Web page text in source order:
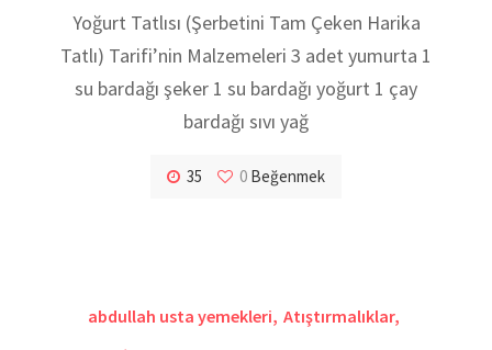
Yoğurt Tatlısı (Şerbetini Tam Çeken Harika
Tatlı) Tarifi’nin Malzemeleri 3 adet yumurta 1
su bardağı şeker 1 su bardağı yoğurt 1 çay
bardağı sıvı yağ
35 0 Beğenmek
abdullah usta yemekleri, Atıştırmalıklar,